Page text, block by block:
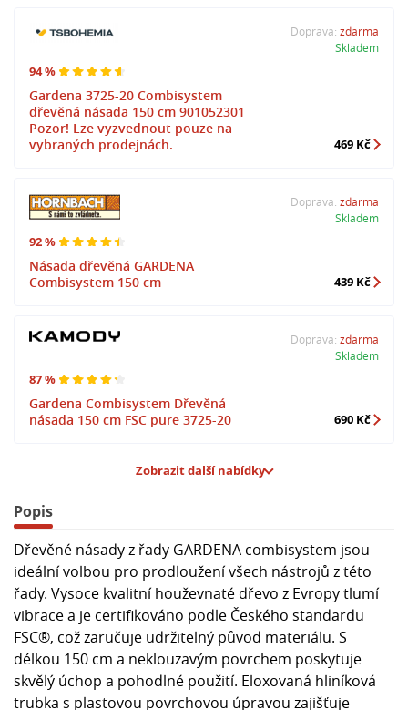
94 %
Gardena 3725-20 Combisystem
dřevěná násada 150 cm 901052301
Pozor! Lze vyzvednout pouze na
vybraných prodejnách.
Doprava: zdarma
Skladem
469 Kč
92 %
Násada dřevěná GARDENA
Combisystem 150 cm
Doprava: zdarma
Skladem
439 Kč
87 %
Gardena Combisystem Dřevěná
násada 150 cm FSC pure 3725-20
Doprava: zdarma
Skladem
690 Kč
Zobrazit další nabídky
Popis
Dřevěné násady z řady GARDENA combisystem jsou
ideální volbou pro prodloužení všech nástrojů z této
řady. Vysoce kvalitní houževnaté dřevo z Evropy tlumí
vibrace a je certifikováno podle Českého standardu
FSC®, což zaručuje udržitelný původ materiálu. S
délkou 150 cm a neklouzavým povrchem poskytuje
skvělý úchop a pohodlné použití. Eloxovaná hliníková
trubka s plastovou povrchovou úpravou zajišťuje